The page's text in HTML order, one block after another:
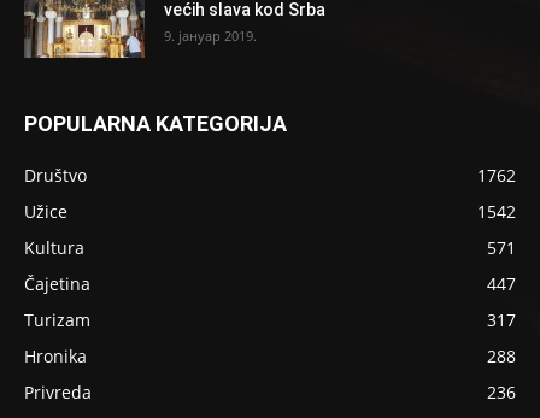
većih slava kod Srba
9. јануар 2019.
POPULARNA KATEGORIJA
Društvo
1762
Užice
1542
Kultura
571
Čajetina
447
Turizam
317
Hronika
288
Privreda
236